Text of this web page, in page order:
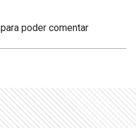
para poder comentar